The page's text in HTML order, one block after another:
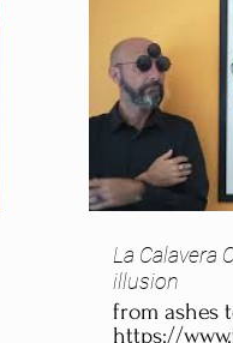
La Calavera
illusion
from ashes
https://